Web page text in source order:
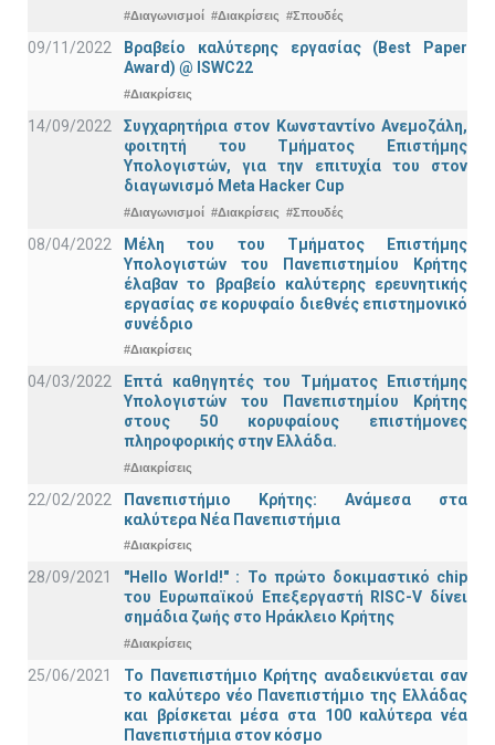
#Διαγωνισμοί #Διακρίσεις #Σπουδές
09/11/2022
Βραβείο καλύτερης εργασίας (Best Paper
Award) @ ISWC22
#Διακρίσεις
14/09/2022
Συγχαρητήρια στον Κωνσταντίνο Ανεμοζάλη,
φοιτητή του Τμήματος Επιστήμης
Υπολογιστών, για την επιτυχία του στον
διαγωνισμό Meta Hacker Cup
#Διαγωνισμοί #Διακρίσεις #Σπουδές
08/04/2022
Μέλη του του Τμήματος Επιστήμης
Υπολογιστών του Πανεπιστημίου Κρήτης
έλαβαν το βραβείο καλύτερης ερευνητικής
εργασίας σε κορυφαίο διεθνές επιστημονικό
συνέδριο
#Διακρίσεις
04/03/2022
Επτά καθηγητές του Τμήματος Επιστήμης
Υπολογιστών του Πανεπιστημίου Κρήτης
στους 50 κορυφαίους επιστήμονες
πληροφορικής στην Ελλάδα.
#Διακρίσεις
22/02/2022
Πανεπιστήμιο Κρήτης: Ανάμεσα στα
καλύτερα Νέα Πανεπιστήμια
#Διακρίσεις
28/09/2021
"Hello World!" : Το πρώτο δοκιμαστικό chip
του Ευρωπαϊκού Επεξεργαστή RISC-V δίνει
σημάδια ζωής στο Ηράκλειο Κρήτης
#Διακρίσεις
25/06/2021
Το Πανεπιστήμιο Κρήτης αναδεικνύεται σαν
το καλύτερο νέο Πανεπιστήμιο της Ελλάδας
και βρίσκεται μέσα στα 100 καλύτερα νέα
Πανεπιστήμια στον κόσμο